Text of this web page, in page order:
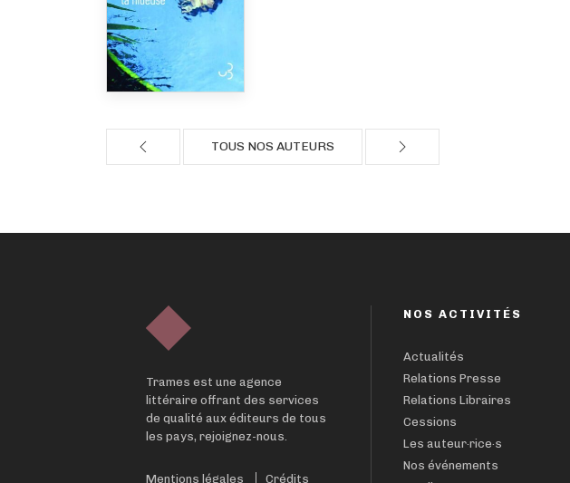
TOUS NOS AUTEURS
Trames est une agence
littéraire offrant des services
de qualité aux éditeurs de tous
les pays, rejoignez-nous.
Mentions légales Crédits
NOS ACTIVITÉS
Actualités
Relations Presse
Relations Libraires
Cessions
Les auteur·rice·s
Nos événements